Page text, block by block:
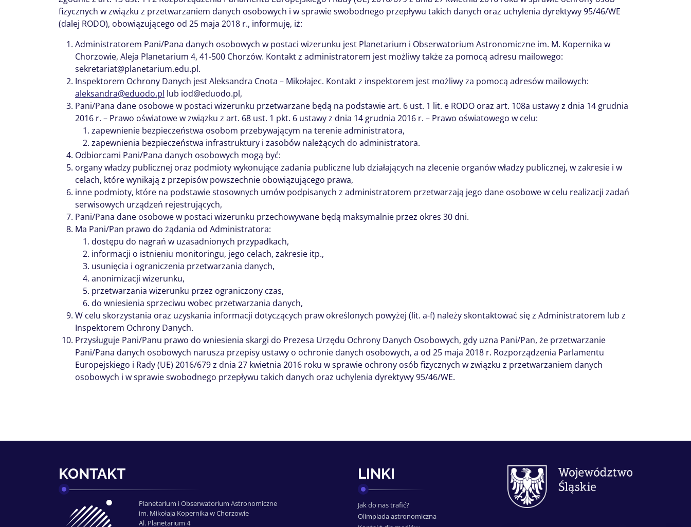
fizycznych w związku z przetwarzaniem danych osobowych i w sprawie swobodnego przepływu takich danych oraz uchylenia dyrektywy 95/46/WE
(dalej RODO), obowiązującego od 25 maja 2018 r., informuję, iż:
Administratorem Pani/Pana danych osobowych w postaci wizerunku jest Planetarium i Obserwatorium Astronomiczne im. M. Kopernika w
Chorzowie, Aleja Planetarium 4, 41-500 Chorzów. Kontakt z administratorem jest możliwy także za pomocą adresu mailowego:
sekretariat@planetarium.edu.pl.
Inspektorem Ochrony Danych jest Aleksandra Cnota – Mikołajec. Kontakt z inspektorem jest możliwy za pomocą adresów mailowych:
aleksandra@eduodo.pl lub iod@eduodo.pl,
Pani/Pana dane osobowe w postaci wizerunku przetwarzane będą na podstawie art. 6 ust. 1 lit. e RODO oraz art. 108a ustawy z dnia 14 grudnia
2016 r. – Prawo oświatowe w związku z art. 68 ust. 1 pkt. 6 ustawy z dnia 14 grudnia 2016 r. – Prawo oświatowego w celu:
zapewnienie bezpieczeństwa osobom przebywającym na terenie administratora,
zapewnienia bezpieczeństwa infrastruktury i zasobów należących do administratora.
Odbiorcami Pani/Pana danych osobowych mogą być:
organy władzy publicznej oraz podmioty wykonujące zadania publiczne lub działających na zlecenie organów władzy publicznej, w zakresie i w
celach, które wynikają z przepisów powszechnie obowiązującego prawa,
inne podmioty, które na podstawie stosownych umów podpisanych z administratorem przetwarzają jego dane osobowe w celu realizacji zadań
serwisowych urządzeń rejestrujących,
Pani/Pana dane osobowe w postaci wizerunku przechowywane będą maksymalnie przez okres 30 dni.
Ma Pani/Pan prawo do żądania od Administratora:
dostępu do nagrań w uzasadnionych przypadkach,
informacji o istnieniu monitoringu, jego celach, zakresie itp.,
usunięcia i ograniczenia przetwarzania danych,
anonimizacji wizerunku,
przetwarzania wizerunku przez ograniczony czas,
do wniesienia sprzeciwu wobec przetwarzania danych,
W celu skorzystania oraz uzyskania informacji dotyczących praw określonych powyżej (lit. a-f) należy skontaktować się z Administratorem lub z
Inspektorem Ochrony Danych.
Przysługuje Pani/Panu prawo do wniesienia skargi do Prezesa Urzędu Ochrony Danych Osobowych, gdy uzna Pani/Pan, że przetwarzanie
Pani/Pana danych osobowych narusza przepisy ustawy o ochronie danych osobowych, a od 25 maja 2018 r. Rozporządzenia Parlamentu
Europejskiego i Rady (UE) 2016/679 z dnia 27 kwietnia 2016 roku w sprawie ochrony osób fizycznych w związku z przetwarzaniem danych
osobowych i w sprawie swobodnego przepływu takich danych oraz uchylenia dyrektywy 95/46/WE.
KONTAKT
Planetarium i Obserwatorium Astronomiczne
im. Mikołaja Kopernika w Chorzowie
Al. Planetarium 4
LINKI
Jak do nas trafić?
Olimpiada astronomiczna